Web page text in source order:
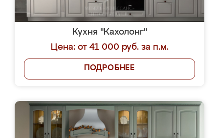
Кухня "Кахолонг"
Цена: от 41 000 руб. за п.м.
ПОДРОБНЕЕ